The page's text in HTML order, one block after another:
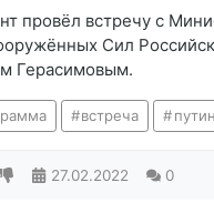
провёл встречу с
Сил
Герасимовым.
встреча путин
27.02.2022 0